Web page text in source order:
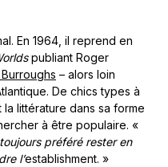
En 1964, il reprend en
publiant Roger
– alors loin
De chics types à
littérature dans sa forme
à être populaire. «
préféré rester en
l’establishment. »